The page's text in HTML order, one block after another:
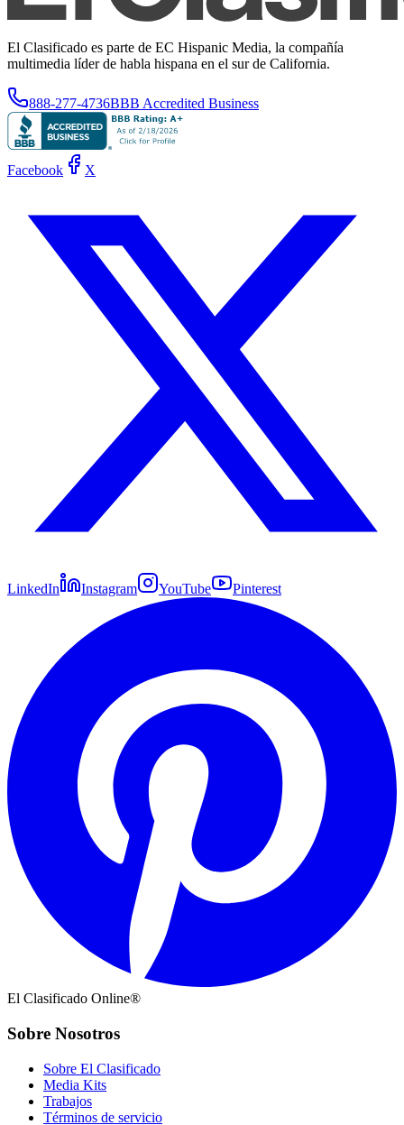
El Clasificado es parte de EC Hispanic Media, la compañía
multimedia líder de habla hispana en el sur de California.
888-277-4736BBB Accredited Business
Facebook X
LinkedIn Instagram YouTube Pinterest
El Clasificado Online®
Sobre Nosotros
Sobre El Clasificado
Media Kits
Trabajos
Términos de servicio